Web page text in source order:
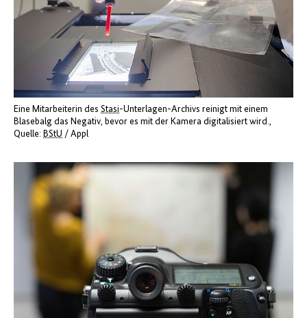
Eine Mitarbeiterin des Stasi-Unterlagen-Archivs reinigt mit einem
Blasebalg das Negativ, bevor es mit der Kamera digitalisiert wird.
Quelle: BStU / Appl